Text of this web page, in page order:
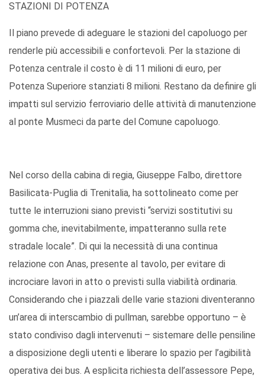
STAZIONI DI POTENZA
Il piano prevede di adeguare le stazioni del capoluogo per
renderle più accessibili e confortevoli. Per la stazione di
Potenza centrale il costo è di 11 milioni di euro, per
Potenza Superiore stanziati 8 milioni. Restano da definire gli
impatti sul servizio ferroviario delle attività di manutenzione
al ponte Musmeci da parte del Comune capoluogo.
Nel corso della cabina di regia, Giuseppe Falbo, direttore
Basilicata-Puglia di Trenitalia, ha sottolineato come per
tutte le interruzioni siano previsti “servizi sostitutivi su
gomma che, inevitabilmente, impatteranno sulla rete
stradale locale”. Di qui la necessità di una continua
relazione con Anas, presente al tavolo, per evitare di
incrociare lavori in atto o previsti sulla viabilità ordinaria.
Considerando che i piazzali delle varie stazioni diventeranno
un’area di interscambio di pullman, sarebbe opportuno – è
stato condiviso dagli intervenuti – sistemare delle pensiline
a disposizione degli utenti e liberare lo spazio per l’agibilità
operativa dei bus. A esplicita richiesta dell’assessore Pepe,